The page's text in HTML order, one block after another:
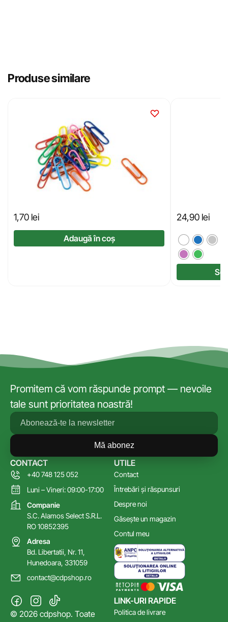
Produse similare
1,70 lei
Adaugă în coș
24,90 lei
Promitem că vom răspunde prompt — nevoile
tale sunt prioritatea noastră!
Mă abonez
LINK-URI RAPIDE
Politica de livrare
UTILE
Contact
Întrebări și răspunsuri
Despre noi
Găsește un magazin
Contul meu
CONTACT
+40 748 125 052
Luni – Vineri: 09:00-17:00
Companie
S.C. Alamos Select S.R.L.
RO 10852395
Adresa
Bd. Libertatii, Nr. 11,
Hunedoara, 331059
contact@cdpshop.ro
© 2026 cdpshop. Toate